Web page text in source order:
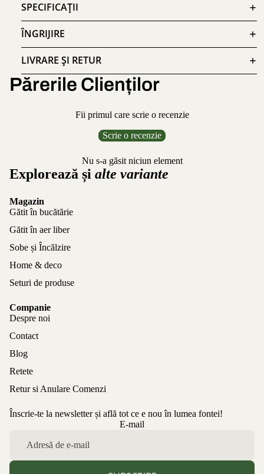
SPECIFICAȚII
ÎNGRIJIRE
LIVRARE ȘI RETUR
Părerile Clienților
Fii primul care scrie o recenzie
Scrie o recenzie
Nu s-a găsit niciun element
Explorează și alte variante
Magazin
Gătit în bucătărie
Gătit în aer liber
Sobe și Încălzire
Home & deco
Seturi de produse
Companie
Despre noi
Contact
Blog
Retete
Retur si Anulare Comenzi
Înscrie-te la newsletter și află tot ce e nou în lumea fontei!
E-mail
Politica de confidențialitate